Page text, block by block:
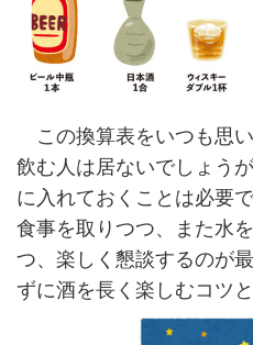
この換算表をいつも思
飲む人は居ないでしょう
に入れておくことは必要
食事を取りつつ、また水
つ、楽しく懇談するのが
ずに酒を長く楽しむコツと